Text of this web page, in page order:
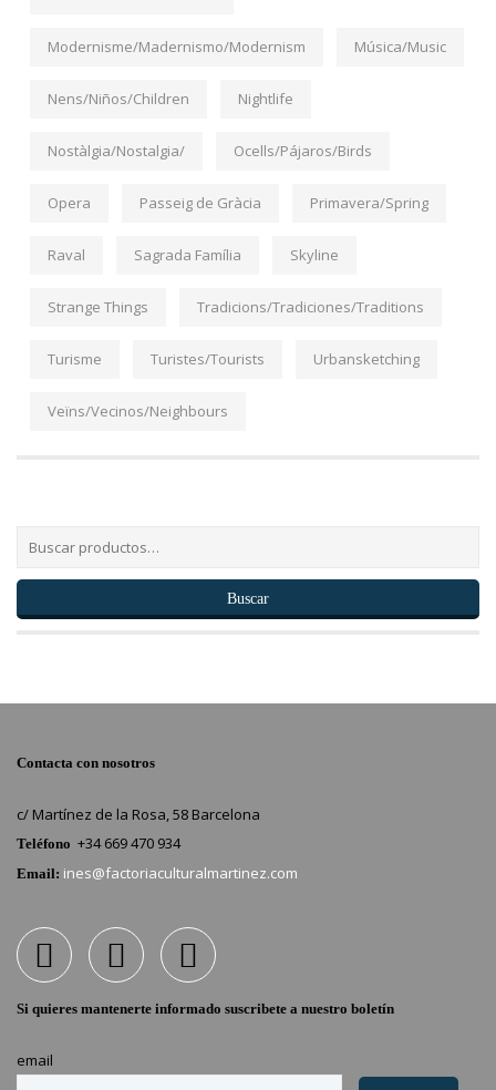
Modernisme/Madernismo/Modernism Música/Music
Nens/Niños/Children Nightlife
Nostàlgia/Nostalgia/ Ocells/Pájaros/Birds
Opera Passeig de Gràcia Primavera/Spring
Raval Sagrada Família Skyline
Strange Things Tradicions/Tradiciones/Traditions
Turisme Turistes/Tourists Urbansketching
Veïns/Vecinos/Neighbours
Buscar
Contacta con nosotros
c/ Martínez de la Rosa, 58 Barcelona
Teléfono +34 669 470 934
Email: ines@factoriaculturalmartinez.com
Si quieres mantenerte informado suscribete a nuestro boletín
email